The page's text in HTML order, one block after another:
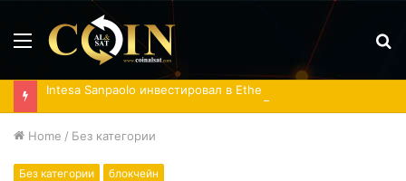
Menu
Home / Без категории
Без категории блокчейн